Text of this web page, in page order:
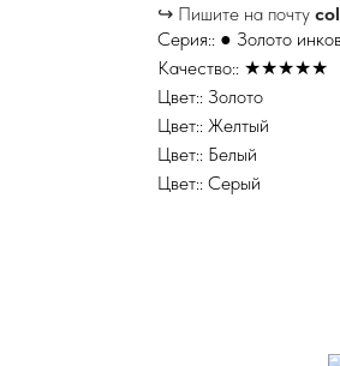
↪ Пишите на почту
Серия:: ● Золото
Качество:: ★★★★★
Цвет:: Золото
Цвет:: Желтый
Цвет:: Белый
Цвет:: Серый